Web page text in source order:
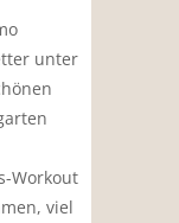
unter
Workout
viel